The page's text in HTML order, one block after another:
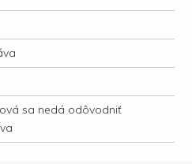
sa nedá odôvodniť